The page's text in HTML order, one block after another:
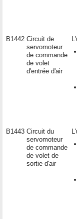
B1442 Circuit de
servomoteur
de commande
de volet
d'entrée d'air
B1443 Circuit du
servomoteur
de commande
de volet de
sortie d'air